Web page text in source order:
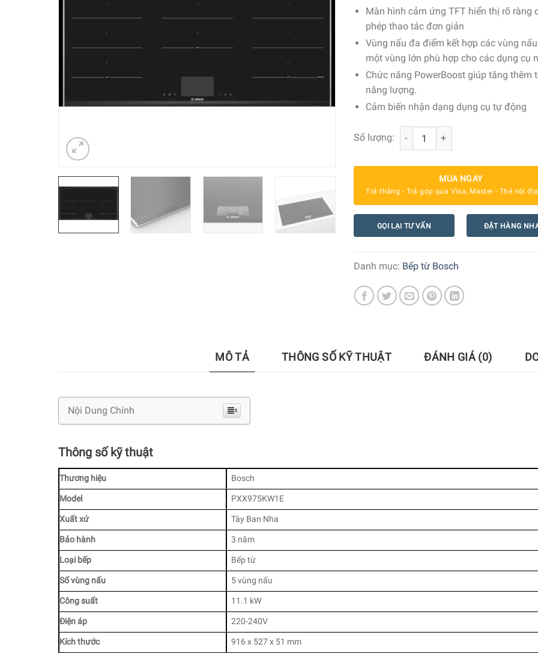
Màn hình cảm ứng TFT hiển thị rõ ràng
phép thao tác đơn giản
Vùng nấu đa điểm kết hợp các vùng
một vùng lớn phù hợp cho các dụng cụ
Chức năng PowerBoost giúp tăng thêm
năng lượng.
Cảm biến nhận dạng dụng cụ tự động
Số lượng: Bếp Từ Bosch PXX975KW1E Serie 8
MUA NGAY
Trả thẳng - Trả góp qua Visa, Master - Thẻ nội
GỌI LẠI TƯ VẤN ĐẶT HÀNG
Danh mục: Bếp từ Bosch
MÔ TẢ THÔNG SỐ KỸ THUẬT ĐÁNH GIÁ (0)
Nội Dung Chính
Thông số kỹ thuật
Thương hiệu
Bosch
Model
PXX975KW1E
Xuất xứ
Tây Ban Nha
Bảo hành
3 năm
Loại bếp
Bếp từ
Số vùng nấu
5 vùng nấu
Công suất
11.1 kW
Điện áp
220-240V
Kích thước
916 x 527 x 51 mm